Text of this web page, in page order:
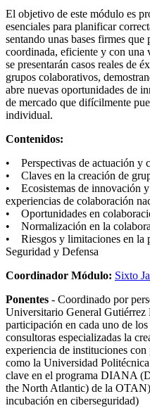
El objetivo de este módulo es
esenciales para planificar
sentando unas bases firmes
coordinada, eficiente y con una
se presentarán casos reales de
grupos colaborativos,
abre nuevas oportunidades de
de mercado que difícilmente
individual.
Contenidos:
• Perspectivas de actuación y
• Claves en la creación de
• Ecosistemas de innovación
experiencias de colaboración
• Oportunidades en
• Normalización en la
• Riesgos y limitaciones en la
Seguridad y Defensa
Coordinador Módulo: Sixto
Ponentes - Coordinado por
Universitario General Gutiérrez
participación en cada uno de
consultoras especializadas la
experiencia de instituciones con
como la Universidad
clave en el programa DIANA
the North Atlantic) de la
incubación en ciberseguridad)